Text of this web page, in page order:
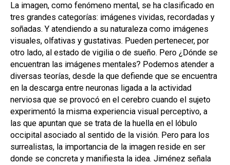
La imagen, como fenómeno mental, se ha clasificado en
tres grandes categorías: imágenes vividas, recordadas y
soñadas. Y atendiendo a su naturaleza como imágenes
visuales, olfativas y gustativas. Pueden pertenecer, por
otro lado, al estado de vigilia o de sueño. Pero ¿Dónde se
encuentran las imágenes mentales? Podemos atender a
diversas teorías, desde la que defiende que se encuentra
en la descarga entre neuronas ligada a la actividad
nerviosa que se provocó en el cerebro cuando el sujeto
experimentó la misma experiencia visual perceptivo, a
las que apuntan que se trata de la huella en el lóbulo
occipital asociado al sentido de la visión. Pero para los
surrealistas, la importancia de la imagen reside en ser
donde se concreta y manifiesta la idea. Jiménez señala